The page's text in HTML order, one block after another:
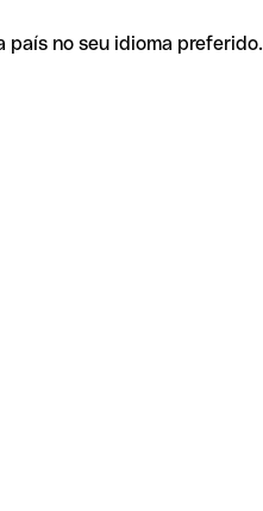
no seu idioma preferido.